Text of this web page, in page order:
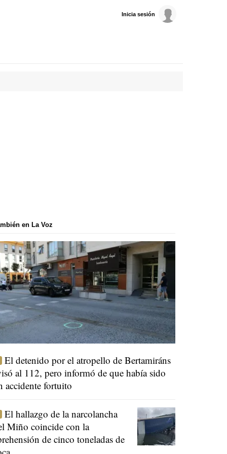
Inicia sesión
en La Voz
El detenido por el atropello de Bertamiráns
al 112, pero informó de que había sido
accidente fortuito
El hallazgo de la narcolancha
Miño coincide con la
de cinco toneladas de